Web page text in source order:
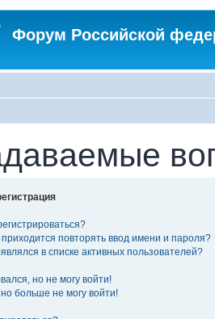
Форум Российской
повторять ввод имени и пароля?
в списке активных пользователей?
но не могу войти!
больше не могу войти!